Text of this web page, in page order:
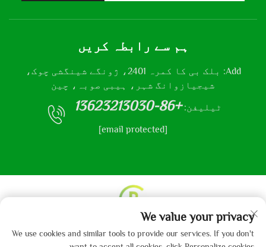
ہم سے رابطہ کریں
Add: بلک بی کا کمرہ 2401، ژونگے شینگشی چوک،
شیجیازوانگ شہر، ہیبی صوبہ، چین
ٹیلیفن: +86-13623213030
[email protected]
کاپی رائٹ © 2013-2024 بذریعہ ہی بی گائی بو
We value your privacy
We use cookies and similar tools to provide our services. If you don't